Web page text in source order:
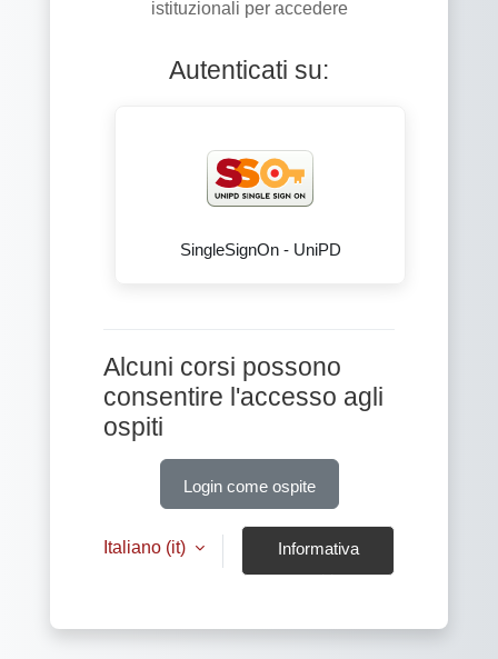
istituzionali per accedere
Autenticati su:
SingleSignOn - UniPD
Alcuni corsi possono
consentire l'accesso agli
ospiti
Login come ospite
Italiano ‎(it)‎
Informativa